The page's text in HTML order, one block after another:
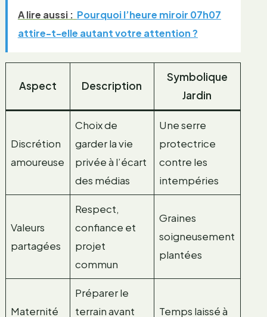
A lire aussi : Pourquoi l’heure miroir 07h07
attire-t-elle autant votre attention ?
Aspect Description
Symbolique
Jardin
Discrétion
amoureuse
Choix de
garder la vie
privée à l’écart
des médias
Une serre
protectrice
contre les
intempéries
Valeurs
partagées
Respect,
confiance et
projet
commun
Graines
soigneusement
plantées
Maternité
Préparer le
terrain avant
Temps laissé à